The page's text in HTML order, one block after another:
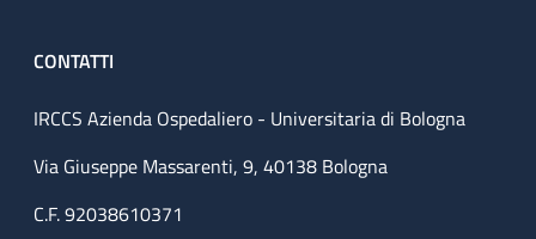
CONTATTI
IRCCS Azienda Ospedaliero - Universitaria di Bologna
Via Giuseppe Massarenti, 9, 40138 Bologna
C.F. 92038610371